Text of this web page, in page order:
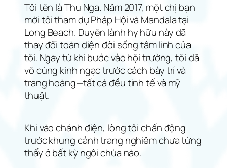
Tôi tên là Thu Nga. Năm 2017, một chị bạn
mời tôi tham dự Pháp Hội và Mandala tại
Long Beach. Duyên lành hy hữu này đã
thay đổi toàn diện đời sống tâm linh của
tôi. Ngay từ khi bước vào hội trường, tôi đã
vô cùng kinh ngạc trước cách bày trí và
trang hoàng—tất cả đều tinh tế và mỹ
thuật.
Khi vào chánh điện, lòng tôi chấn động
trước khung cảnh trang nghiêm chưa từng
thấy ở bất kỳ ngôi chùa nào.